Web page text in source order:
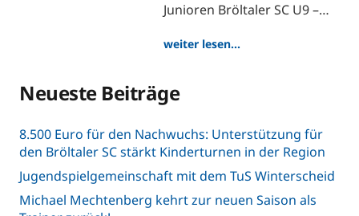
Junioren Bröltaler SC U9 –…
weiter lesen…
Neueste Beiträge
8.500 Euro für den Nachwuchs: Unterstützung für
den Bröltaler SC stärkt Kinderturnen in der Region
Jugendspielgemeinschaft mit dem TuS Winterscheid
Michael Mechtenberg kehrt zur neuen Saison als